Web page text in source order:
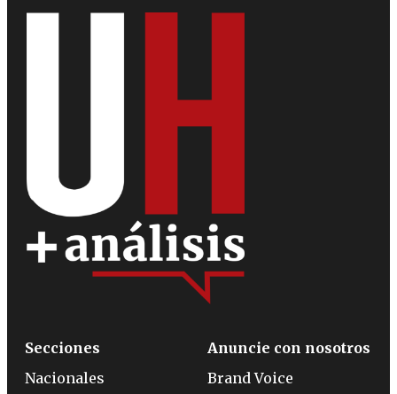
Secciones
Nacionales
Anuncie con nosotros
Brand Voice